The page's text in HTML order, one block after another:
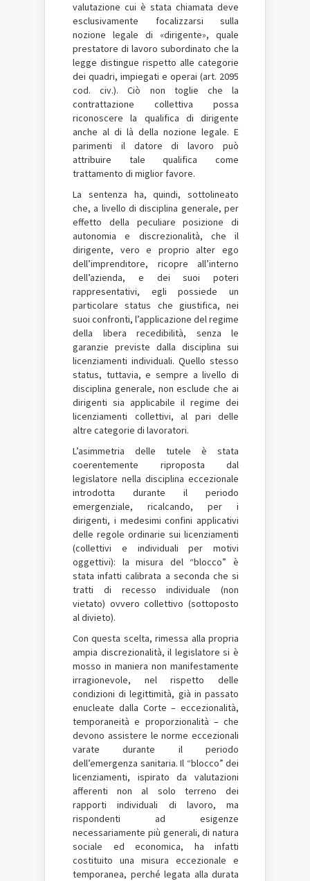
valutazione cui è stata chiamata deve
esclusivamente focalizzarsi sulla
nozione legale di «dirigente», quale
prestatore di lavoro subordinato che la
legge distingue rispetto alle categorie
dei quadri, impiegati e operai (art. 2095
cod. civ.). Ciò non toglie che la
contrattazione collettiva possa
riconoscere la qualifica di dirigente
anche al di là della nozione legale. E
parimenti il datore di lavoro può
attribuire tale qualifica come
trattamento di miglior favore.
La sentenza ha, quindi, sottolineato
che, a livello di disciplina generale, per
effetto della peculiare posizione di
autonomia e discrezionalità, che il
dirigente, vero e proprio alter ego
dell’imprenditore, ricopre all’interno
dell’azienda, e dei suoi poteri
rappresentativi, egli possiede un
particolare status che giustifica, nei
suoi confronti, l’applicazione del regime
della libera recedibilità, senza le
garanzie previste dalla disciplina sui
licenziamenti individuali. Quello stesso
status, tuttavia, e sempre a livello di
disciplina generale, non esclude che ai
dirigenti sia applicabile il regime dei
licenziamenti collettivi, al pari delle
altre categorie di lavoratori.
L’asimmetria delle tutele è stata
coerentemente riproposta dal
legislatore nella disciplina eccezionale
introdotta durante il periodo
emergenziale, ricalcando, per i
dirigenti, i medesimi confini applicativi
delle regole ordinarie sui licenziamenti
(collettivi e individuali per motivi
oggettivi): la misura del “blocco” è
stata infatti calibrata a seconda che si
tratti di recesso individuale (non
vietato) ovvero collettivo (sottoposto
al divieto).
Con questa scelta, rimessa alla propria
ampia discrezionalità, il legislatore si è
mosso in maniera non manifestamente
irragionevole, nel rispetto delle
condizioni di legittimità, già in passato
enucleate dalla Corte – eccezionalità,
temporaneità e proporzionalità – che
devono assistere le norme eccezionali
varate durante il periodo
dell’emergenza sanitaria. Il “blocco” dei
licenziamenti, ispirato da valutazioni
afferenti non al solo terreno dei
rapporti individuali di lavoro, ma
rispondenti ad esigenze
necessariamente più generali, di natura
sociale ed economica, ha infatti
costituito una misura eccezionale e
temporanea, perché legata alla durata